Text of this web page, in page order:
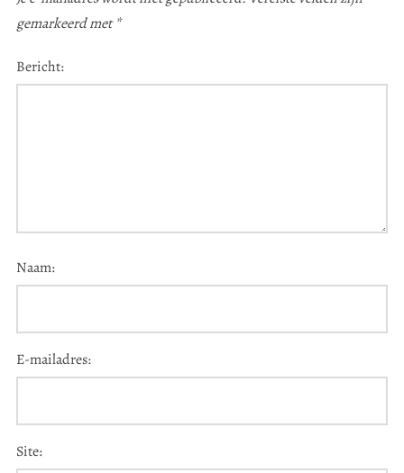
gemarkeerd met*
Bericht:
Naam:
E-mailadres:
Site: